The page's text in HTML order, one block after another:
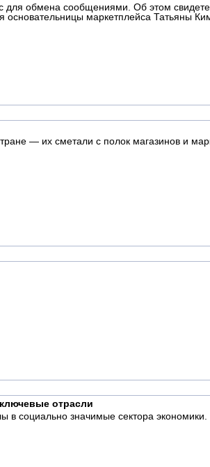
обмена сообщениями. Об этом
маркетплейса Татьяны
— их сметали с полок магазинов и
отрасли
социально значимые сектора